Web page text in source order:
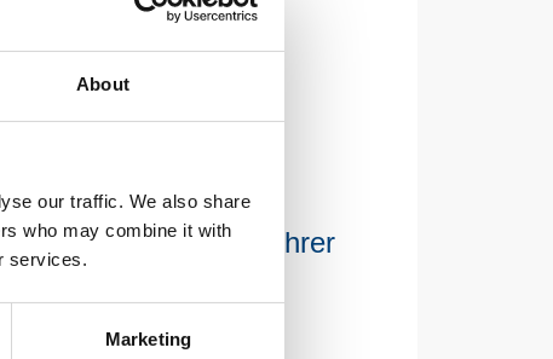
About
our traffic. We also share
who may combine it with
services.
Marketing
Team ist immer zu Ihrer